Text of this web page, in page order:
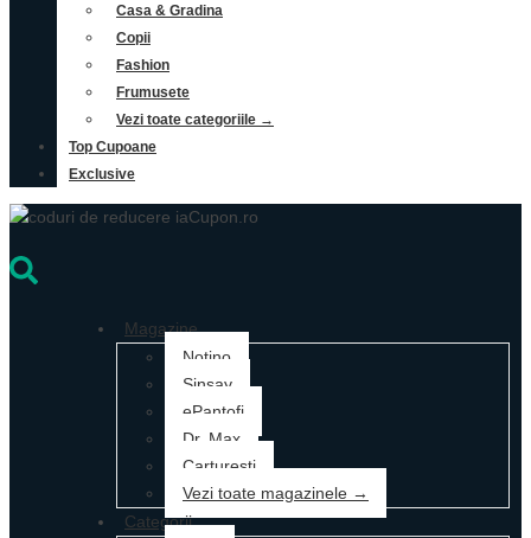
Casa & Gradina
Copii
Fashion
Frumusete
Vezi toate categoriile →
Top Cupoane
Exclusive
Magazine
Notino
Sinsay
ePantofi
Dr. Max
Carturesti
Vezi toate magazinele →
Categorii